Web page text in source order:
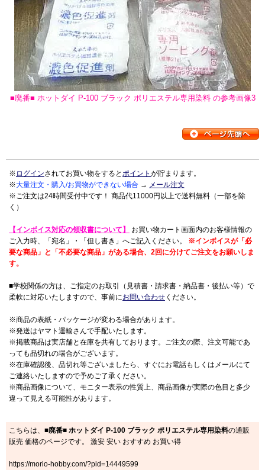
■廃番■ ホットダイ P-100 ブラック ポリエステル専用染料 の参考画像3
※ ログインされてお買い物をするとポイント が貯まります。
※大量注文・購入/お買物ができない場合 → メール注文
※ご注文は24時間受付中です！ 商品代11000円以上で送料無料（一部を除
く）
【インボイス対応の領収書について】
お買い物カート画面内のお客様情報の
ご入力時、「宛名」・「但し書き」へご記入ください。 ※インボイスが「必
要な商品」と「不必要な商品」がある場合、2回に分けてご注文をお願いしま
す。
■学校関係の方は、ご指定のお取引（見積書・請求書・納品書・後払い等）で
柔軟に対応いたしますので、事前にお問い合わせ ください。
※商品の表紙・パッケージが変わる場合があります。
※発送はヤマト運輸さんで手配いたします。
※掲載商品は実店舗と在庫を共有しております。ご注文の際、注文可能であ
っても品切れの場合がございます。
※在庫確認後、品切れ等ございましたら、すぐにお電話もしくはメールにて
ご連絡いたしますので予めご了承ください。
※商品画像について、モニター表示の性質上、商品画像が実際の色目と多少
違って見える可能性があります。
こちらは、 ■廃番■ ホットダイ P-100 ブラック ポリエステル専用染料の通販
販売 価格のページです。 激安 安い おすすめ お買い得
https://morio-hobby.com/?pid=14449599